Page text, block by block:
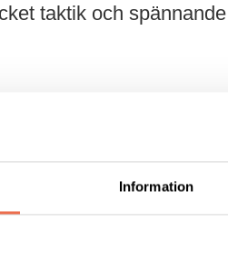
Information
taktik och
8, Karlstad
nationellt träningsläger i